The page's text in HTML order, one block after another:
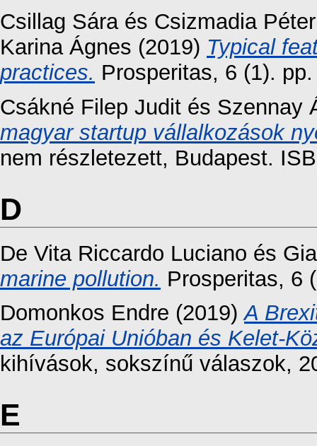
Csillag Sáraés Csizmadia Péter
Karina Ágnes (2019) Typical
practices. Prosperitas, 6 (1).
Csákné Filep Judit és Szennay
magyar startup vállalkozások
nem részletezett, Budapest.
D
De Vita Riccardo Luciano és
marine pollution. Prosperitas, 6
Domonkos Endre (2019)A
az Európai Unióban és Kelet-
kihívások, sokszínű válaszok,
E